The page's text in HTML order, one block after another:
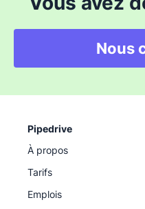
Nous
Pipedrive
À propos
Tarifs
Emplois